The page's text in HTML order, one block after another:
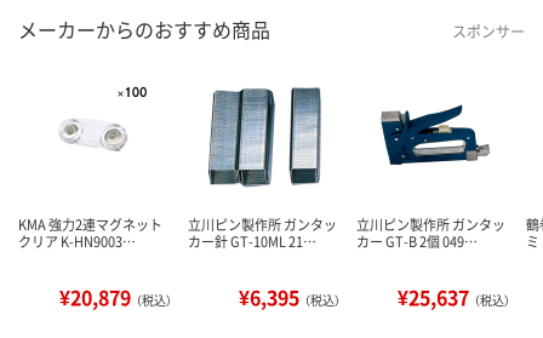
メーカーからのおすすめ商品 スポンサー
KMA 強力2連マグネット
クリア K-HN9003…
¥20,879 （税込）
立川ピン製作所 ガンタッ
カー針 GT-10ML 21…
¥6,395 （税込）
立川ピン製作所 ガンタッ
カー GT-B 2個 049…
¥25,637 （税込）
鶴